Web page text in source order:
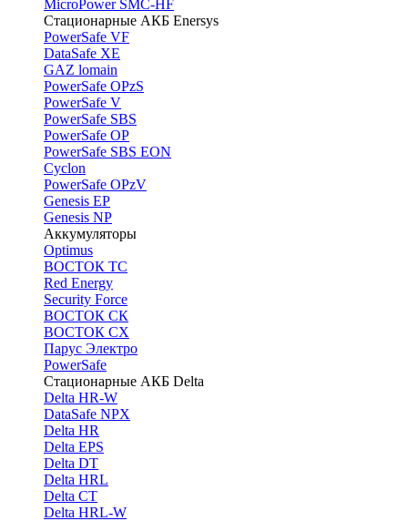
MicroPower SMC-HF
Стационарные АКБ Enersys
PowerSafe VF
DataSafe XE
GAZ lomain
PowerSafe OPzS
PowerSafe V
PоwerSafe SBS
PowerSafe OP
PоwerSafe SBS EON
Cyclon
PowerSafe OPzV
Genesis EP
Genesis NP
Аккумуляторы
Optimus
ВОСТОК ТС
Red Energy
Security Force
ВОСТОК СК
ВОСТОК СХ
Парус Электро
PowerSafe
Стационарные АКБ Delta
Delta HR-W
DataSafe NPX
Delta HR
Delta EPS
Delta DT
Delta HRL
Delta CT
Delta HRL-W